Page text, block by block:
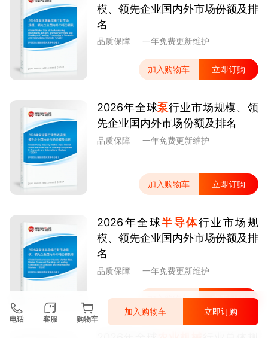
模、领先企业国内外市场份额及排
名
品质保障 一年免费更新维护
加入购物车 立即订购
2026年全球泵行业市场规模、领
先企业国内外市场份额及排名
品质保障 一年免费更新维护
加入购物车 立即订购
2026年全球半导体行业市场规
模、领先企业国内外市场份额及排
名
品质保障 一年免费更新维护
加入购物车 立即订购
电话 客服 购物车
加入购物车 立即订购